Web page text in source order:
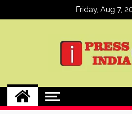
Friday, Aug 7,
ipressindia